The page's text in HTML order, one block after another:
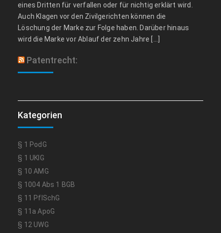
eines Dritten für verfallen oder für nichtig erklärt wird.
Auch Klagen vor den Zivilgerichten können die
Löschung der Marke zur Folge haben. Darüber hinaus
wird die Marke vor Ablauf der zehn Jahre […]
Patentrecht:
Kategorien
§ 1 PodG
§ 1 UKlG
§ 10 AMG
§ 1004 Abs 1 BGB
§ 11 PflSchG
§ 11a ApoG
§ 12 UWG